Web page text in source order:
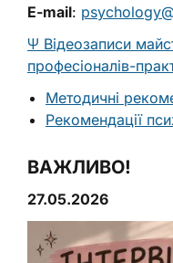
E-mail:
Ψ Відеозаписи
професіоналів-
Методичні
Рекомендації
ВАЖЛИВО!
27.05.2026